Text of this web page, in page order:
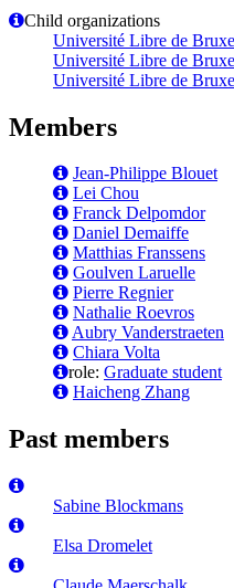
Child organizations
Université Libre de
Université Libre de
Université Libre de
Members
Jean-Philippe Blouet
Lei Chou
Franck Delpomdor
Daniel Demaiffe
Matthias Franssens
Goulven Laruelle
Pierre Regnier
Nathalie Roevros
Aubry Vanderstraeten
Chiara Volta
role: Graduate student
Haicheng Zhang
Past members
Sabine Blockmans
Elsa Dromelet